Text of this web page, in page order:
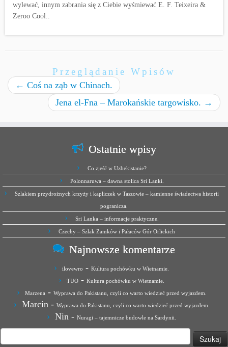
wylewać, innym zabrania się z Ciebie wyśmiewać E. F. Teixeira &
Zeroo Cool..
Przeglądanie Wpisów
← Coś na ząb w Chinach.
Jena el-Fna – Marokańskie targowisko. →
Ostatnie wpisy
Co zjeść w Uzbekistanie?
Polonnaruwa – dawna stolica Sri Lanki.
Szlakiem przydrożnych krzyży i kapliczek w Taszowie – kamienne świadectwa historii
pogranicza.
Sri Lanka – informacje praktyczne.
Czechy – Szlak Zamków i Pałaców Gór Orlickich
Najnowsze komentarze
ilovewro - Kultura pochówku w Wietnamie.
TUO - Kultura pochówku w Wietnamie.
Marzena - Wyprawa do Pakistanu, czyli co warto wiedzieć przed wyjazdem.
Marcin - Wyprawa do Pakistanu, czyli co warto wiedzieć przed wyjazdem.
Nin - Nuragi – tajemnicze budowle na Sardynii.